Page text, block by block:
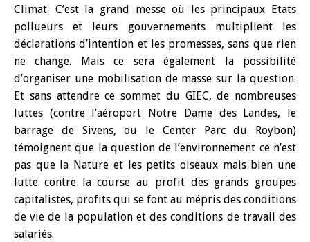
Climat. C’est la grand messe où les principaux Etats
pollueurs et leurs gouvernements multiplient les
déclarations d’intention et les promesses, sans que rien
ne change. Mais ce sera également la possibilité
d’organiser une mobilisation de masse sur la question.
Et sans attendre ce sommet du GIEC, de nombreuses
luttes (contre l’aéroport Notre Dame des Landes, le
barrage de Sivens, ou le Center Parc du Roybon)
témoignent que la question de l’environnement ce n’est
pas que la Nature et les petits oiseaux mais bien une
lutte contre la course au profit des grands groupes
capitalistes, profits qui se font au mépris des conditions
de vie de la population et des conditions de travail des
salariés.